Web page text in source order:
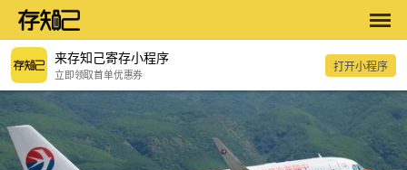
来存知己寄存小程序
立即领取首单优惠券
打开小程序